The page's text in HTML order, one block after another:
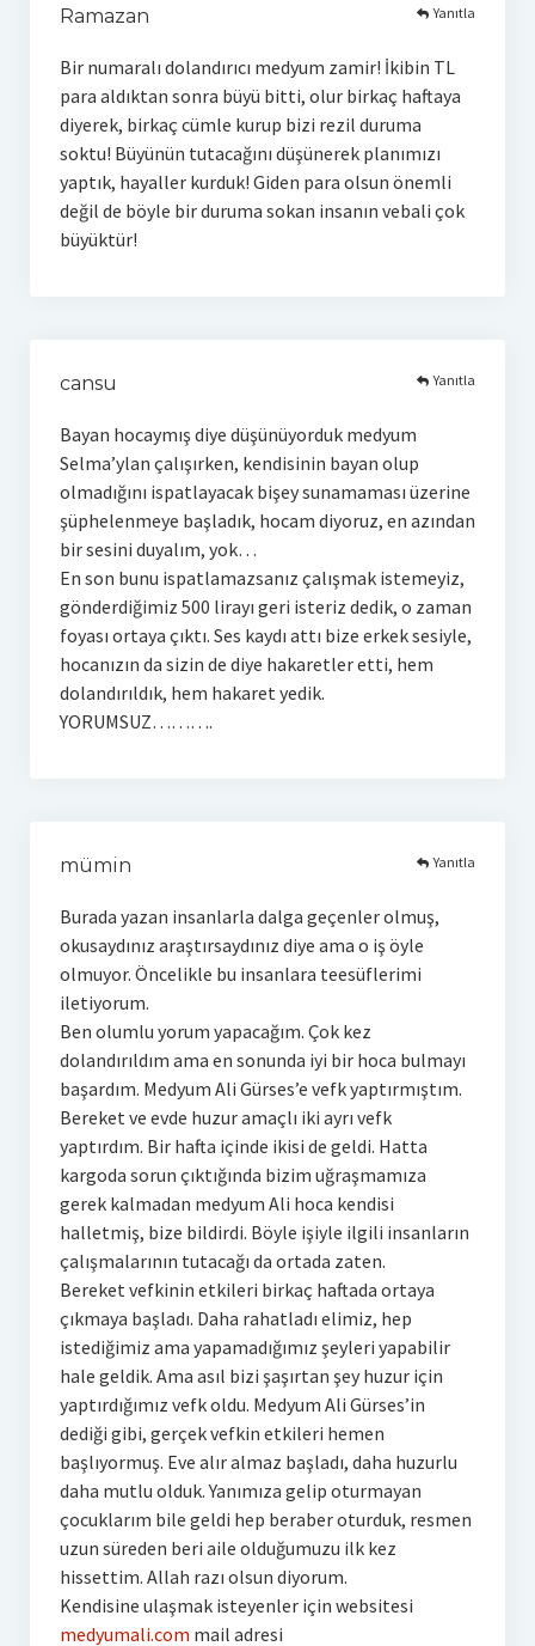
Ramazan
Bir numaralı dolandırıcı medyum zamir! İkibin TL
para aldıktan sonra büyü bitti, olur birkaç haftaya
diyerek, birkaç cümle kurup bizi rezil duruma
soktu! Büyünün tutacağını düşünerek planımızı
yaptık, hayaller kurduk! Giden para olsun önemli
değil de böyle bir duruma sokan insanın vebali çok
büyüktür!
Yanıtla
cansu
Bayan hocaymış diye düşünüyorduk medyum
Selma’ylan çalışırken, kendisinin bayan olup
olmadığını ispatlayacak bişey sunamaması üzerine
şüphelenmeye başladık, hocam diyoruz, en azından
bir sesini duyalım, yok…
En son bunu ispatlamazsanız çalışmak istemeyiz,
gönderdiğimiz 500 lirayı geri isteriz dedik, o zaman
foyası ortaya çıktı. Ses kaydı attı bize erkek sesiyle,
hocanızın da sizin de diye hakaretler etti, hem
dolandırıldık, hem hakaret yedik.
YORUMSUZ……….
Yanıtla
mümin
Burada yazan insanlarla dalga geçenler olmuş,
okusaydınız araştırsaydınız diye ama o iş öyle
olmuyor. Öncelikle bu insanlara teesüflerimi
iletiyorum.
Ben olumlu yorum yapacağım. Çok kez
dolandırıldım ama en sonunda iyi bir hoca bulmayı
başardım. Medyum Ali Gürses’e vefk yaptırmıştım.
Bereket ve evde huzur amaçlı iki ayrı vefk
yaptırdım. Bir hafta içinde ikisi de geldi. Hatta
kargoda sorun çıktığında bizim uğraşmamıza
gerek kalmadan medyum Ali hoca kendisi
halletmiş, bize bildirdi. Böyle işiyle ilgili insanların
çalışmalarının tutacağı da ortada zaten.
Bereket vefkinin etkileri birkaç haftada ortaya
çıkmaya başladı. Daha rahatladı elimiz, hep
istediğimiz ama yapamadığımız şeyleri yapabilir
hale geldik. Ama asıl bizi şaşırtan şey huzur için
yaptırdığımız vefk oldu. Medyum Ali Gürses’in
dediği gibi, gerçek vefkin etkileri hemen
başlıyormuş. Eve alır almaz başladı, daha huzurlu
daha mutlu olduk. Yanımıza gelip oturmayan
çocuklarım bile geldi hep beraber oturduk, resmen
uzun süreden beri aile olduğumuzu ilk kez
hissettim. Allah razı olsun diyorum.
Kendisine ulaşmak isteyenler için websitesi
medyumali.com mail adresi
Yanıtla